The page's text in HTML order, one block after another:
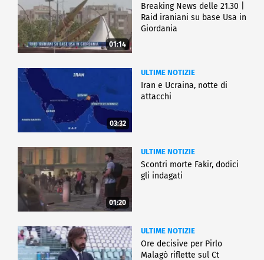
01:14
Breaking News delle 21.30 |
Raid iraniani su base Usa in
Giordania
03:32
ULTIME NOTIZIE
Iran e Ucraina, notte di
attacchi
01:20
ULTIME NOTIZIE
Scontri morte Fakir, dodici
gli indagati
ULTIME NOTIZIE
Ore decisive per Pirlo
Malagò riflette sul Ct